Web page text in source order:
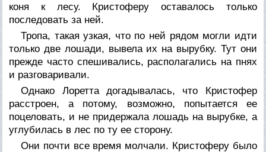
коня к лесу. Кристоферу оставалось только
последовать за ней.
Тропа, такая узкая, что по ней рядом могли идти
только две лошади, вывела их на вырубку. Тут они
прежде часто спешивались, располагались на пнях
и разговаривали.
Однако Лоретта догадывалась, что Кристофер
расстроен, а потому, возможно, попытается ее
поцеловать, и не придержала лошадь на вырубке, а
углубилась в лес по ту ее сторону.
Они почти все время молчали. Кристоферу было